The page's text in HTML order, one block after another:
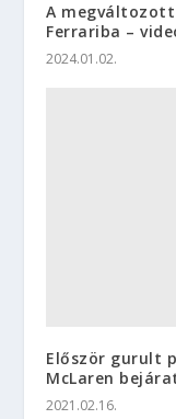
A megváltozott
Ferrariba –
2024.01.02.
Először gurult
McLaren
2021.02.16.